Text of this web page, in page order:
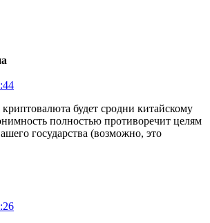
будет сродни китайскому
полностью противоречит целям
государства (возможно, это